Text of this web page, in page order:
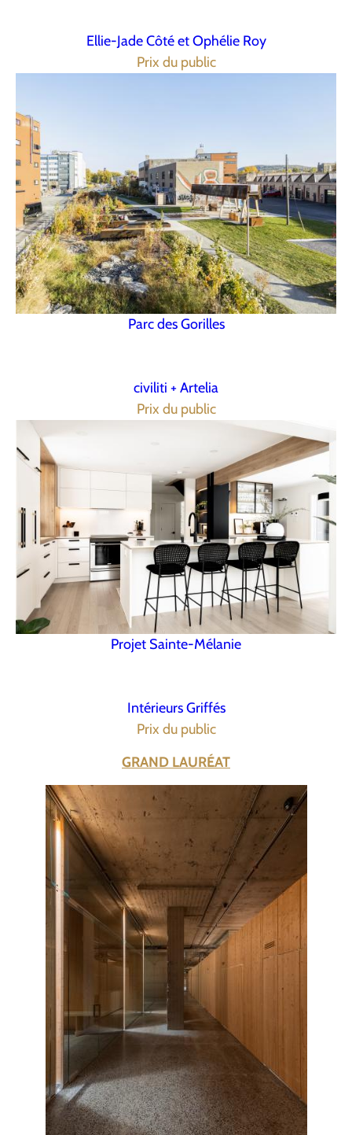
Ellie-Jade Côté et Ophélie Roy
Prix du public
Parc des Gorilles
civiliti + Artelia
Prix du public
Projet Sainte-Mélanie
Intérieurs Griffés
Prix du public
GRAND LAURÉAT